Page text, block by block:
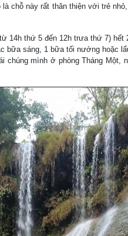
chỗ này rất thân thiện với trẻ
14h thứ 5 đến 12h trưa thứ 7)
bữa sáng, 1 bữa tối nướng hoặc
chúng mình ở phòng Tháng Một,